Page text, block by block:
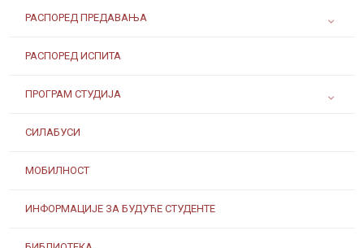
РАСПОРЕД ПРЕДАВАЊА
РАСПОРЕД ИСПИТА
ПРОГРАМ СТУДИЈА
СИЛАБУСИ
МОБИЛНОСТ
ИНФОРМАЦИЈЕ ЗА БУДУЋЕ СТУДЕНТЕ